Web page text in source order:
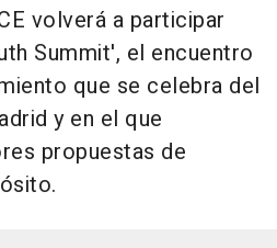
volverá a participar
Summit', el encuentro
que se celebra del
y en el que
propuestas de